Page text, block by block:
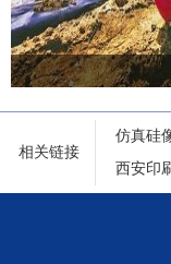
相关链接
仿真硅
西安印